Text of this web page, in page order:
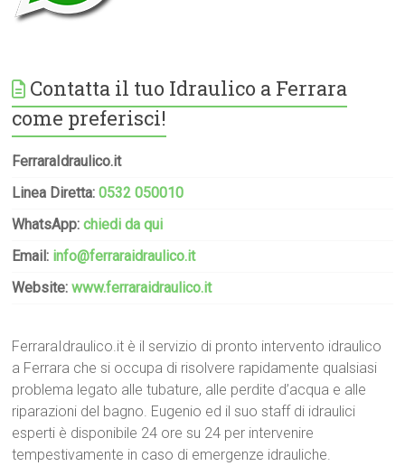
Contatta il tuo Idraulico a Ferrara
come preferisci!
FerraraIdraulico.it
Linea Diretta:0532 050010
WhatsApp:chiedi da qui
Email: info@ferraraidraulico.it
Website:www.ferraraidraulico.it
FerraraIdraulico.it è il servizio di pronto intervento idraulico
a Ferrara che si occupa di risolvere rapidamente qualsiasi
problema legato alle tubature, alle perdite d’acqua e alle
riparazioni del bagno. Eugenio ed il suo staff di idraulici
esperti è disponibile 24 ore su 24 per intervenire
tempestivamente in caso di emergenze idrauliche.